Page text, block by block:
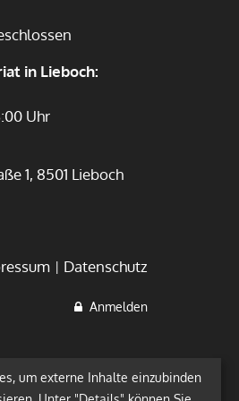
in Lieboch:
Uhr
1, 8501 Lieboch
Datenschutz
Anmelden
um externe Inhalte einzubinden